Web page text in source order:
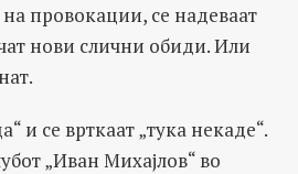
провокации, се надеваат
нови слични обиди. Или
и се врткаат „тука некаде“.
„Иван Михајлов“ во